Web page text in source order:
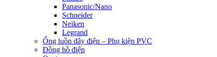
Panasonic/Nano
Schneider
Neiken
Legrand
Ống luồn dây điện – Phụ kiện PVC
Đồng hồ điện